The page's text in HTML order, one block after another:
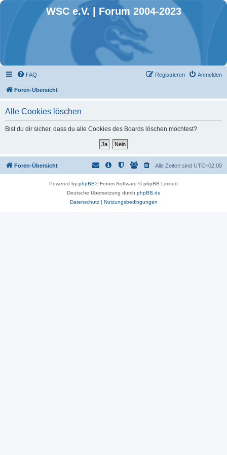
WSC e.V. | Forum 2004-2023
FAQ Anmelden
Registrieren
Foren-Übersicht
Alle Cookies löschen
Bist du dir sicher, dass du alle Cookies des Boards löschen möchtest?
Foren-Übersicht Alle Zeiten sind UTC+02:00
Powered by phpBB® Forum Software © phpBB Limited
Deutsche Übersetzung durch phpBB.de
Datenschutz| Nutzungsbedingungen